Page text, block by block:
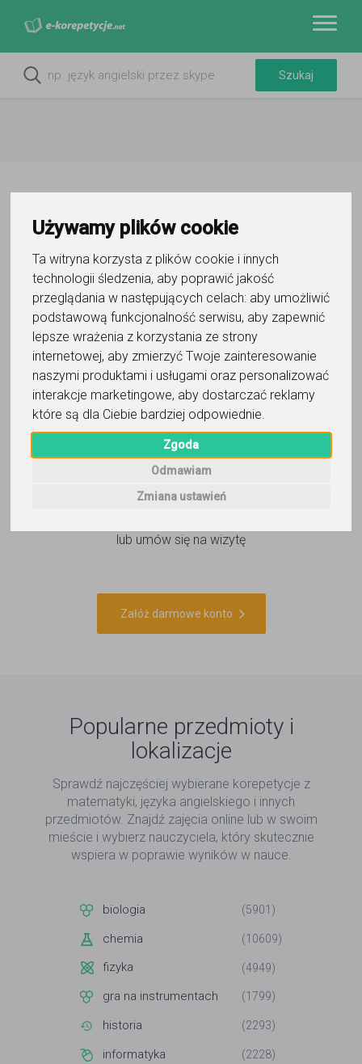
Używamy plików cookie
Ta witryna korzysta z plików cookie i innych
technologii śledzenia, aby poprawić jakość
przeglądania w następujących celach: aby umożliwić
podstawową funkcjonalność serwisu, aby zapewnić
lepsze wrażenia z korzystania ze strony
internetowej, aby zmierzyć Twoje zainteresowanie
naszymi produktami i usługami oraz personalizować
interakcje marketingowe, aby dostarczać reklamy
które są dla Ciebie bardziej odpowiednie
Zgoda
Odmawiam
Zmiana ustawień
Załóż darmowe konto
w kilka minut
2
Dodaj ogłoszenie lub
wyszukaj korepetytora
3
lub umów się na wizytę
Załóż darmowe konto
Popularne przedmioty i
lokalizacje
Sprawdź najczęściej wybierane korepetycje z
matematyki, języka angielskiego i innych
przedmiotów. Znajdź zajęcia online lub w swoim
mieście i wybierz nauczyciela, który skutecznie
wspiera w poprawie wyników w nauce.
biologia (5901)
chemia (10609)
fizyka (4949)
gra na instrumentach (1799)
historia (2293)
informatyka (2228)